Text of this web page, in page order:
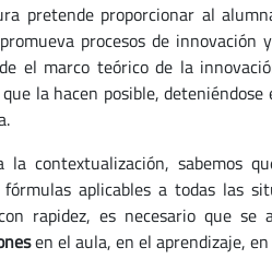
pretende proporcionar al
procesos de
el marco teórico de la
la hacen posible,
la contextualización, sabemos
aplicables a todas las
rapidez, es necesario que se
en el aula, en el aprendizaje,